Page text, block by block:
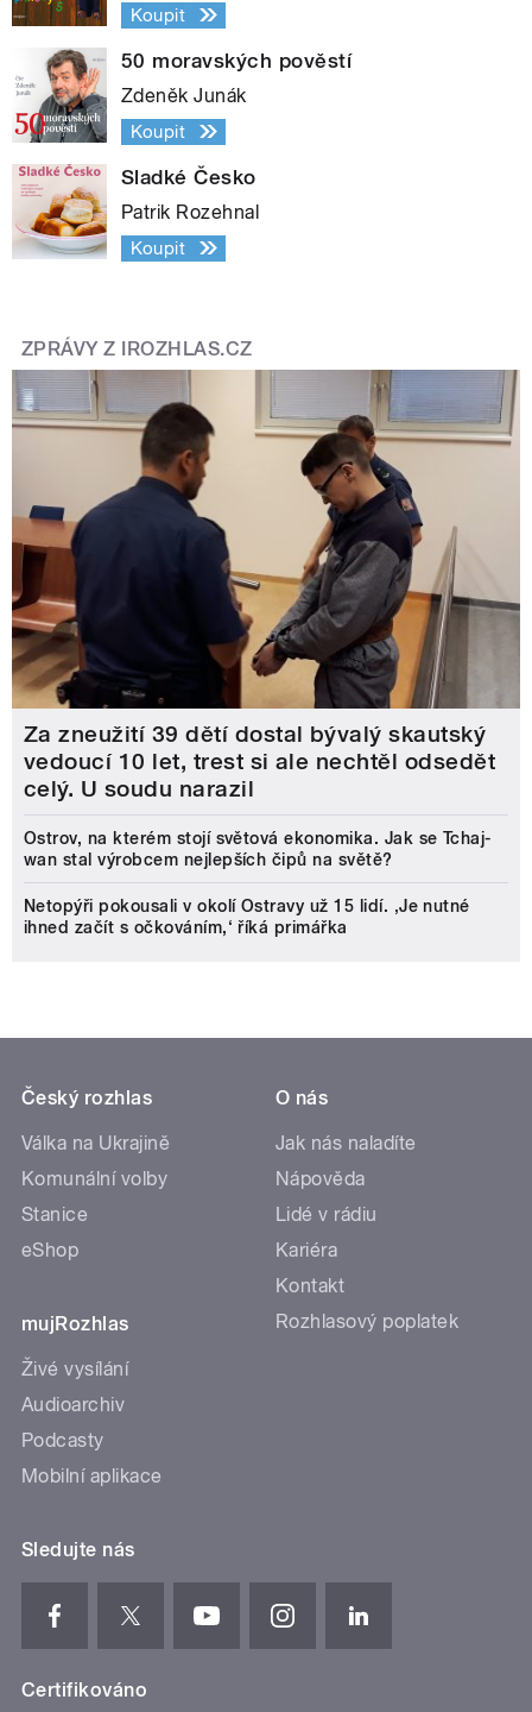
Koupit
50 moravských pověstí
Zdeněk Junák
Koupit
Sladké Česko
Patrik Rozehnal
Koupit
ZPRÁVY Z IROZHLAS.CZ
Za zneužití 39 dětí dostal bývalý skautský
vedoucí 10 let, trest si ale nechtěl odsedět
celý. U soudu narazil
Ostrov, na kterém stojí světová ekonomika. Jak se Tchaj-
wan stal výrobcem nejlepších čipů na světě?
Netopýři pokousali v okolí Ostravy už 15 lidí. ‚Je nutné
ihned začít s očkováním,‘ říká primářka
Český rozhlas
Válka na Ukrajině
Komunální volby
Stanice
eShop
mujRozhlas
Živé vysílání
Audioarchiv
Podcasty
Mobilní aplikace
O nás
Jak nás naladíte
Nápověda
Lidé v rádiu
Kariéra
Kontakt
Rozhlasový poplatek
Sledujte nás
Certifikováno